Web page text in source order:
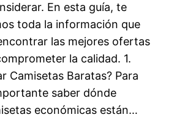
En esta guía, te
toda la información que
las mejores ofertas
la calidad. 1.
Camisetas Baratas? Para
saber dónde
económicas están…